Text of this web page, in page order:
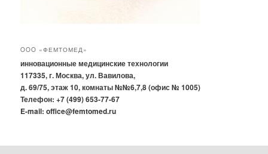
OOO «ФЕМТОМЕД»
инновационные медицинские технологии
117335, г. Москва, ул. Вавилова,
д. 69/75, этаж 10, комнаты №№6,7,8 (офис № 1005)
Телефон: +7 (499) 653-77-67
E-mail: office@femtomed.ru